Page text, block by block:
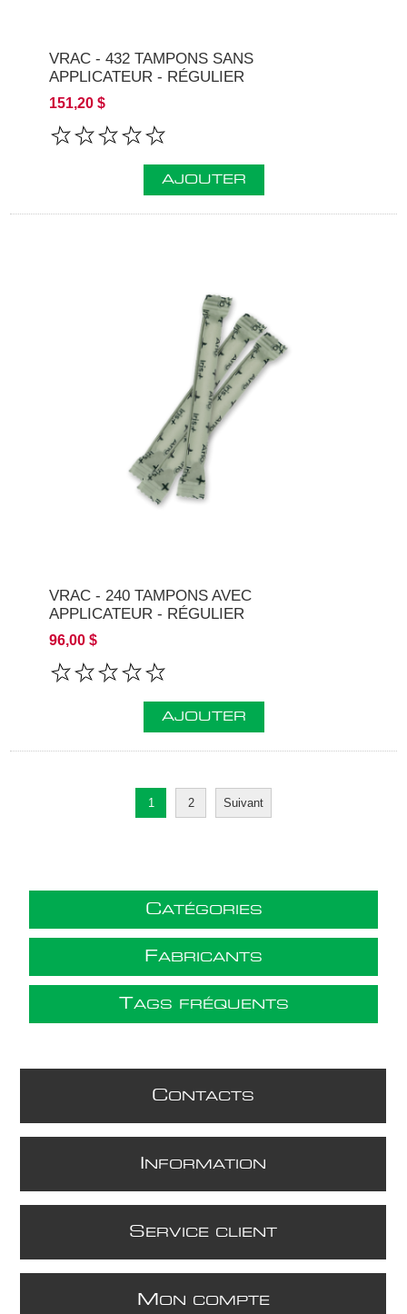
VRAC - 432 TAMPONS SANS
APPLICATEUR - RÉGULIER
151,20 $
AJOUTER
VRAC - 240 TAMPONS AVEC
APPLICATEUR - RÉGULIER
96,00 $
AJOUTER
1 2 Suivant
CATÉGORIES
FABRICANTS
TAGS FRÉQUENTS
CONTACTS
NFORMATION
S ERVICE CLIENT
M ON COMPTE